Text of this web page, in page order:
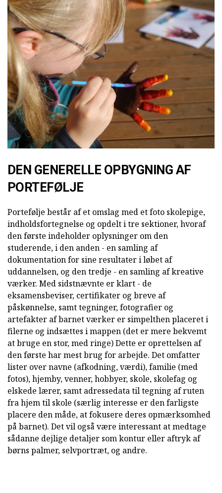
DEN GENERELLE OPBYGNING AF
PORTEFØLJE
Portefølje består af et omslag med et foto skolepige,
indholdsfortegnelse og opdelt i tre sektioner, hvoraf
den første indeholder oplysninger om den
studerende, i den anden - en samling af
dokumentation for sine resultater i løbet af
uddannelsen, og den tredje - en samling af kreative
værker. Med sidstnævnte er klart - de
eksamensbeviser, certifikater og breve af
påskønnelse, samt tegninger, fotografier og
artefakter af barnet værker er simpelthen placeret i
filerne og indsættes i mappen (det er mere bekvemt
at bruge en stor, med ringe) Dette er oprettelsen af
den første har mest brug for arbejde. Det omfatter
lister over navne (afkodning, værdi), familie (med
fotos), hjemby, venner, hobbyer, skole, skolefag og
elskede lærer, samt adressedata til tegning af ruten
fra hjem til skole (særlig interesse er den farligste
placere den måde, at fokusere deres opmærksomhed
på barnet). Det vil også være interessant at medtage
sådanne dejlige detaljer som kontur eller aftryk af
børns palmer, selvportræt, og andre.